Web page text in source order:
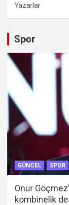
Yazarlar
Spor
GÜNCEL SPOR
Onur
kombinelik